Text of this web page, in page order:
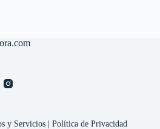
y Servicios |Política de Privacidad